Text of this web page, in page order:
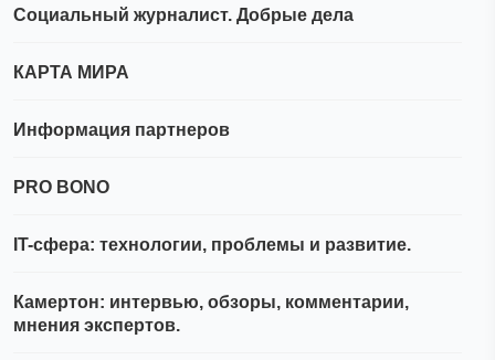
Социальный журналист. Добрые дела
КАРТА МИРА
Информация партнеров
PRO BONO
IT-сфера: технологии, проблемы и развитие.
Камертон: интервью, обзоры, комментарии,
мнения экспертов.